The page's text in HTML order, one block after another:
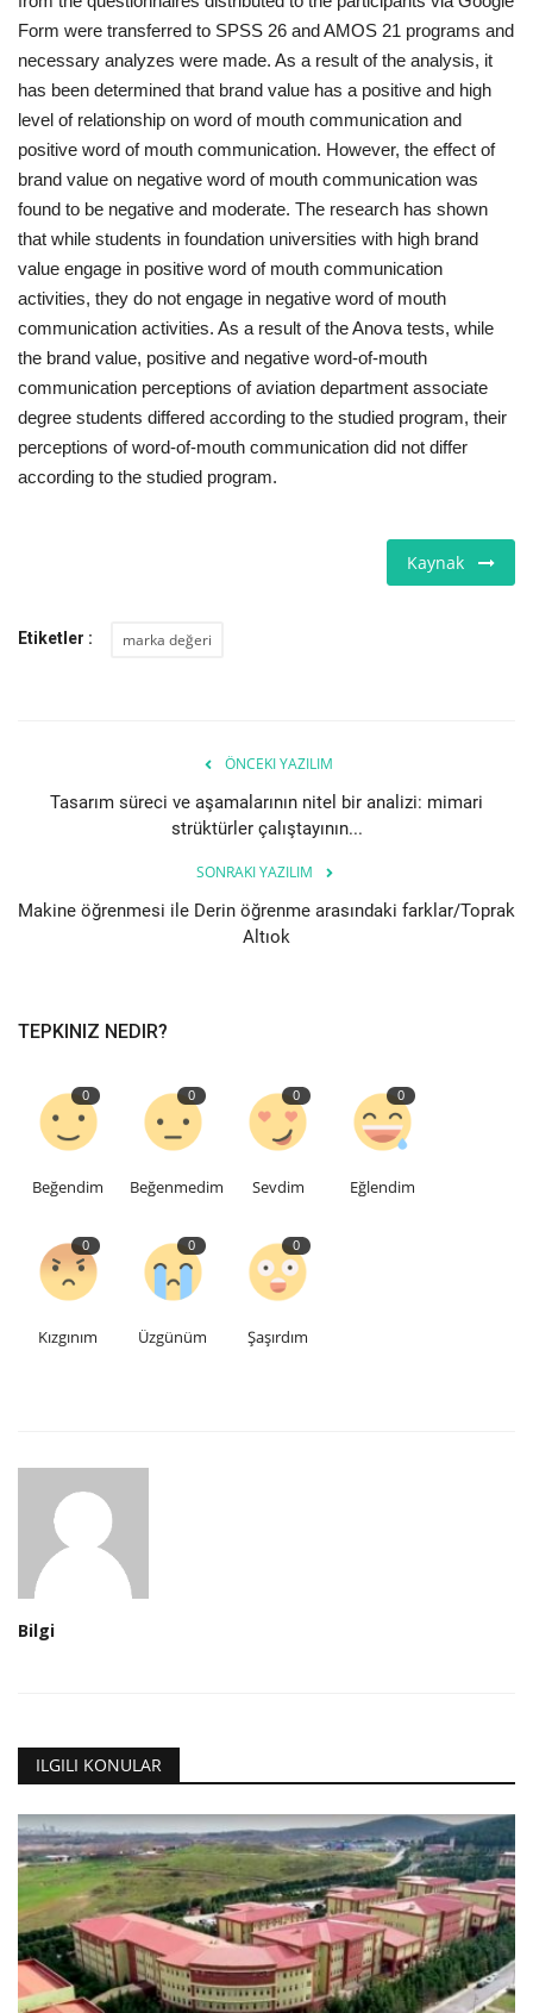
Form were transferred to SPSS 26 and AMOS 21 programs and
necessary analyzes were made. As a result of the analysis, it
has been determined that brand value has a positive and high
level of relationship on word of mouth communication and
positive word of mouth communication. However, the effect of
brand value on negative word of mouth communication was
found to be negative and moderate. The research has shown
that while students in foundation universities with high brand
value engage in positive word of mouth communication
activities, they do not engage in negative word of mouth
communication activities. As a result of the Anova tests, while
the brand value, positive and negative word-of-mouth
communication perceptions of aviation department associate
degree students differed according to the studied program, their
perceptions of word-of-mouth communication did not differ
according to the studied program.
Kaynak
Etiketler : marka değeri
ÖNCEKI YAZILIM
Tasarım süreci ve aşamalarının nitel bir analizi: mimari
strüktürler çalıştayının...
SONRAKI YAZILIM
Makine öğrenmesi ile Derin öğrenme arasındaki farklar/Toprak
Altıok
TEPKINIZ NEDIR?
0
Beğendim
0
Beğenmedim
0
Sevdim
0
Eğlendim
0
Kızgınım
0
Üzgünüm
0
Şaşırdım
Bilgi
ILGILI KONULAR